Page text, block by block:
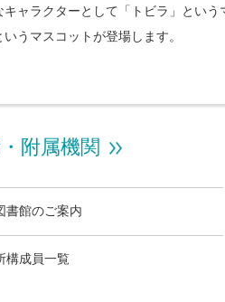
キャラクターとして「トビラ」とい
いうマスコットが登場します。
附属機関
書館のご案内
構成員一覧